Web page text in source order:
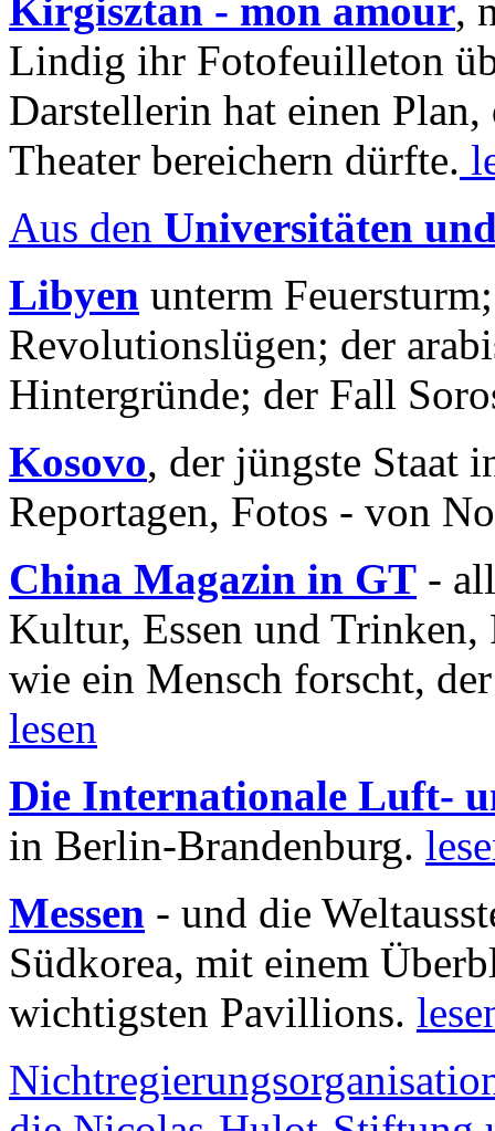
Kirgisztan - mon amour,
Lindig ihr Fotofeuilleton
Darstellerin hat einen Plan,
Theater bereichern dürfte.
Aus den Universitäten
Libyen unterm
Revolutionslügen; der
Hintergründe; der Fall
Kosovo, der jüngste Staat
Reportagen, Fotos - von
China Magazin in GT -
Kultur, Essen und
wie ein Mensch forscht,
lesen
Die Internationale Luft-
in Berlin-Brandenburg.
Messen - und die
Südkorea, mit einem
wichtigsten Pavillions.